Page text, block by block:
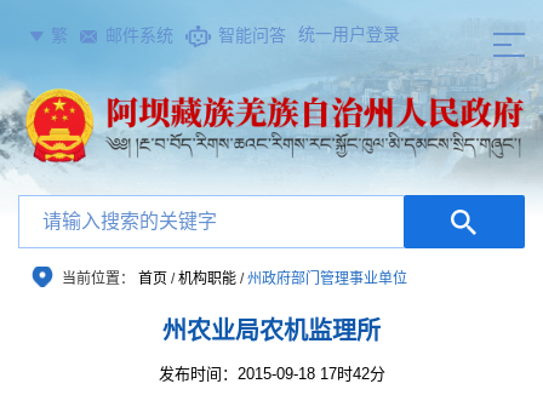
繁 邮件系统 智能问答 统一用户登录
当前位置： 首页 /机构职能 /州政府部门管理事业单位
州农业局农机监理所
发布时间：2015-09-18 17时42分